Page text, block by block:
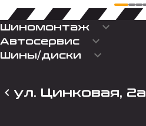
Шиномонтаж keyboard_arrow_down
Автосервис keyboard_arrow_down
Шины/диски keyboard_arrow_down
ул. Цинковая, 2а